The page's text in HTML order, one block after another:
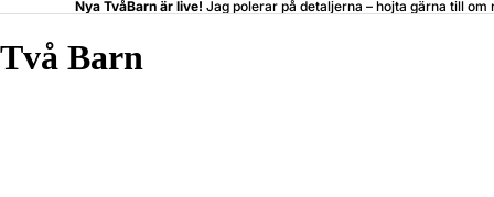
Nya TvåBarn är live! Jag polerar på detaljerna – hojta gärna till om
Två Barn